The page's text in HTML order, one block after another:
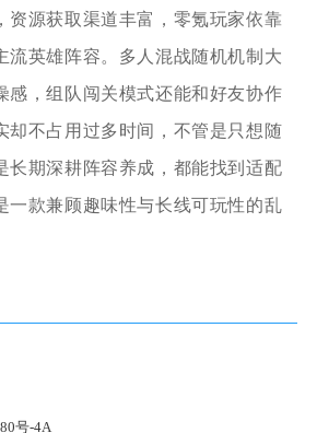
资源获取渠道丰富，零氪玩家依靠
流英雄阵容。多人混战随机机制大
感，组队闯关模式还能和好友协作
却不占用过多时间，不管是只想随
长期深耕阵容养成，都能找到适配
一款兼顾趣味性与长线可玩性的乱
号-4A